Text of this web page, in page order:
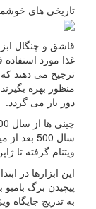
تاریخی های
قاشق و چنگال
غذا مورد استفاده
ترجیح می دهند
منظور بهره
دور باز می گردد.
سال 500
ویتنام گرفته تا
این ابزارها در
پیچیدن برگ
به تدریج جایگاه